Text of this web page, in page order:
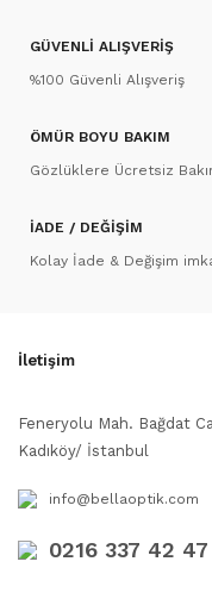
GÜVENLİ ALIŞVERİŞ
%100 Güvenli Alışveriş
ÖMÜR BOYU BAKIM
Gözlüklere Ücretsiz
İADE / DEĞİŞİM
Kolay İade & Değişim
İletişim
Feneryolu Mah. Bağdat
Kadıköy/ İstanbul
info@bellaoptik.com
0216 337 42 47